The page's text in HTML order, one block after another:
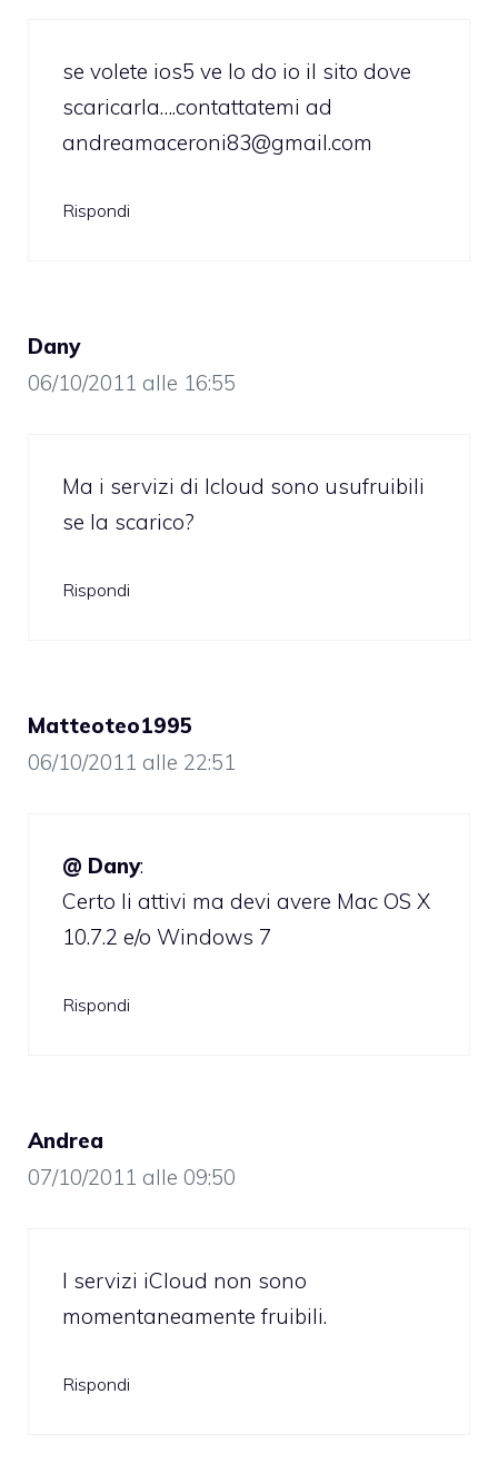
se volete ios5 ve lo do io il sito dove
scaricarla….contattatemi ad
andreamaceroni83@gmail.com
Rispondi
Dany
06/10/2011 alle 16:55
Ma i servizi di Icloud sono usufruibili
se la scarico?
Rispondi
Matteoteo1995
06/10/2011 alle 22:51
@ Dany:
Certo li attivi ma devi avere Mac OS X
10.7.2 e/o Windows 7
Rispondi
Andrea
07/10/2011 alle 09:50
I servizi iCloud non sono
momentaneamente fruibili.
Rispondi